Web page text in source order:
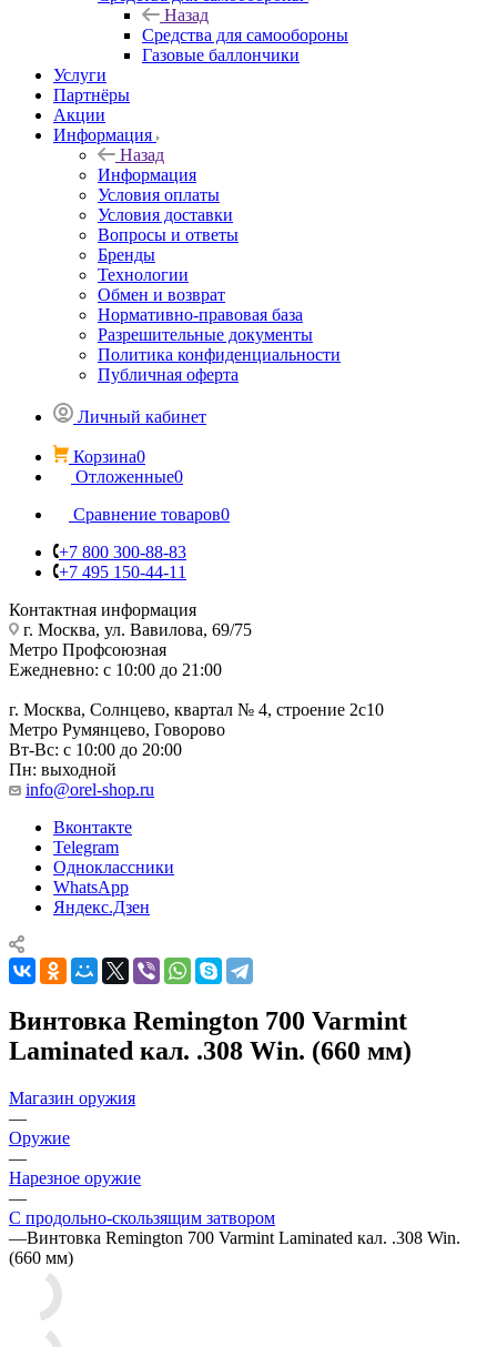
Назад
Средства для самообороны
Газовые баллончики
Услуги
Партнёры
Акции
Информация
Назад
Информация
Условия оплаты
Условия доставки
Вопросы и ответы
Бренды
Технологии
Обмен и возврат
Нормативно-правовая база
Разрешительные документы
Политика конфиденциальности
Публичная оферта
Личный кабинет
Корзина0
Отложенные0
Сравнение товаров0
+7 800 300-88-83
+7 495 150-44-11
Контактная информация
г. Москва, ул. Вавилова, 69/75
Метро Профсоюзная
Ежедневно: с 10:00 до 21:00
г. Москва, Солнцево, квартал № 4, строение 2с10
Метро Румянцево, Говорово
Вт-Вс: с 10:00 до 20:00
Пн: выходной
info@orel-shop.ru
Вконтакте
Telegram
Одноклассники
WhatsApp
Яндекс.Дзен
Винтовка Remington 700 Varmint
Laminated кал. .308 Win. (660 мм)
Магазин оружия
—
Оружие
—
Нарезное оружие
—
С продольно-скользящим затвором
—Винтовка Remington 700 Varmint Laminated кал. .308 Win.
(660 мм)